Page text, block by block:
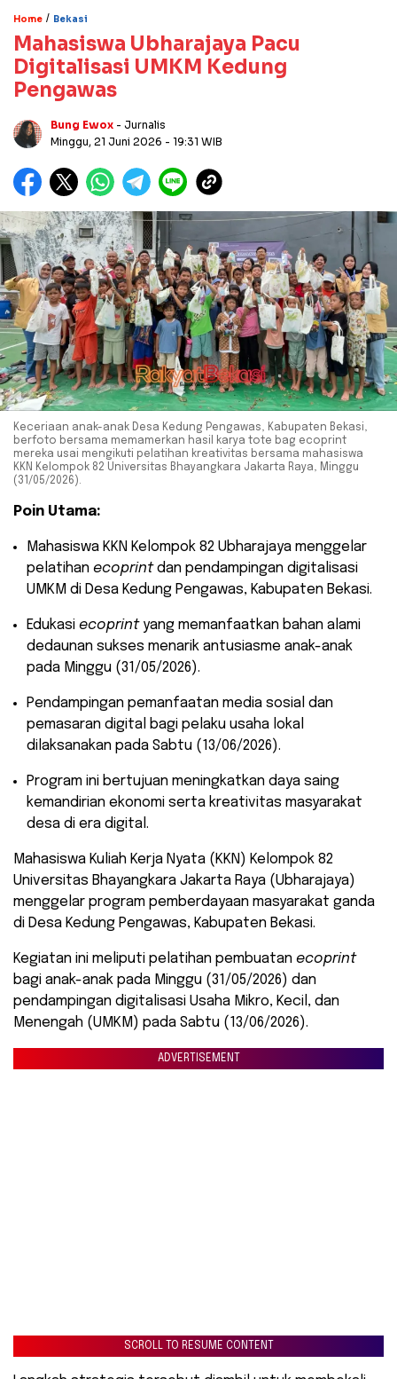
Home / Bekasi
Mahasiswa Ubharajaya Pacu
Digitalisasi UMKM Kedung
Pengawas
Bung Ewox - Jurnalis
Minggu, 21 Juni 2026 - 19:31 WIB
Keceriaan anak-anak Desa Kedung Pengawas, Kabupaten Bekasi,
berfoto bersama memamerkan hasil karya tote bag ecoprint
mereka usai mengikuti pelatihan kreativitas bersama mahasiswa
KKN Kelompok 82 Universitas Bhayangkara Jakarta Raya, Minggu
(31/05/2026).
Poin Utama:
​Mahasiswa KKN Kelompok 82 Ubharajaya menggelar
pelatihan ecoprintdan pendampingan digitalisasi
UMKM di Desa Kedung Pengawas, Kabupaten Bekasi.
​Edukasi ecoprintyang memanfaatkan bahan alami
dedaunan sukses menarik antusiasme anak-anak
pada Minggu (31/05/2026).
​Pendampingan pemanfaatan media sosial dan
pemasaran digital bagi pelaku usaha lokal
dilaksanakan pada Sabtu (13/06/2026).
​Program ini bertujuan meningkatkan daya saing
kemandirian ekonomi serta kreativitas masyarakat
desa di era digital.
​Mahasiswa Kuliah Kerja Nyata (KKN) Kelompok 82
Universitas Bhayangkara Jakarta Raya (Ubharajaya)
menggelar program pemberdayaan masyarakat ganda
di Desa Kedung Pengawas, Kabupaten Bekasi.
Kegiatan ini meliputi pelatihan pembuatan ecoprint
bagi anak-anak pada Minggu (31/05/2026) dan
pendampingan digitalisasi Usaha Mikro, Kecil, dan
Menengah (UMKM) pada Sabtu (13/06/2026).
ADVERTISEMENT
SCROLL TO RESUME CONTENT